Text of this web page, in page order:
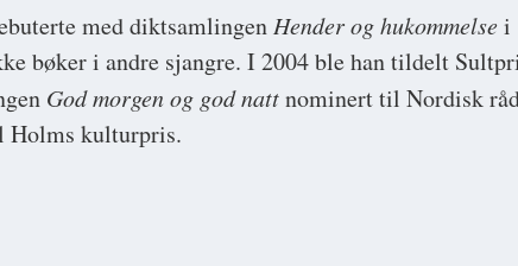
med diktsamlingenHender og hukommelsei
bøker i andre sjangre. I 2004 ble han tildelt
God morgen og god nattnominert til Nordisk
Holms kulturpris.